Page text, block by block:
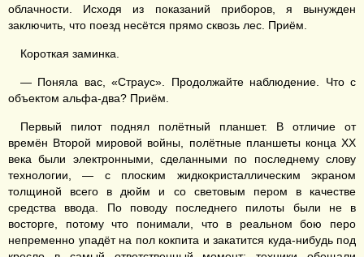
облачности. Исходя из показаний приборов, я вынужден
заключить, что поезд несётся прямо сквозь лес. Приём.
Короткая заминка.
— Поняла вас, «Страус». Продолжайте наблюдение. Что с
объектом альфа-два? Приём.
Первый пилот поднял полётный планшет. В отличие от
времён Второй мировой войны, полётные планшеты конца XX
века были электронными, сделанными по последнему слову
технологии, — с плоским жидкокристаллическим экраном
толщиной всего в дюйм и со световым пером в качестве
средства ввода. По поводу последнего пилоты были не в
восторге, потому что понимали, что в реальном бою перо
непременно упадёт на пол кокпита и закатится куда-нибудь под